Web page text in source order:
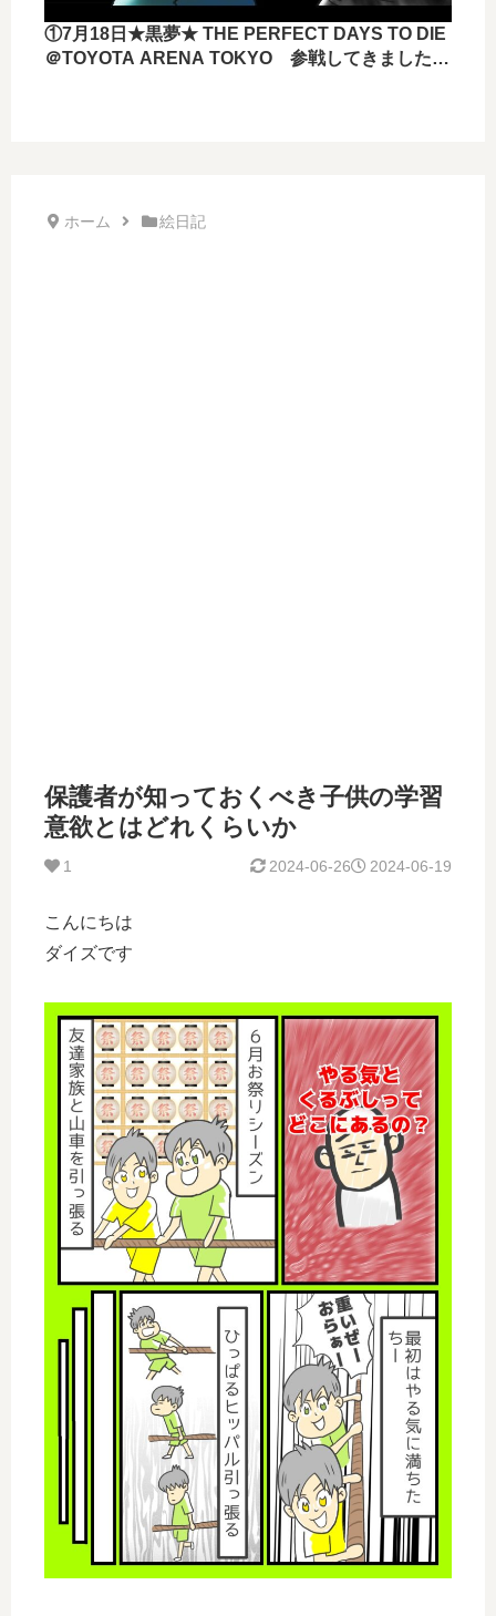
①7月18日★黒夢★ THE PERFECT DAYS TO DIE
＠TOYOTA ARENA TOKYO 参戦してきました
ホーム 絵日記
保護者が知っておくべき子供の学習
意欲とはどれくらいか
1 2024-06-19
2024-06-26
こんにちは
ダイズです